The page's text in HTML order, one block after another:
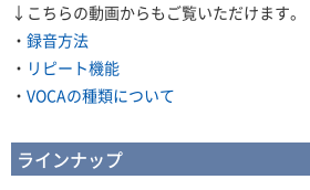
↓こちらの動画からもご覧いただけます。
・ 録音方法
・ リピート機能
・ VOCAの種類について
ラインナップ